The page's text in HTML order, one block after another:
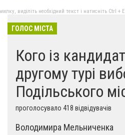
виділіть необхідний текст і натисніть Ctrl +
ГОЛОС МІСТА
Кого із
другому турі
Подільського
проголосувало 418 відвідувачів
Володимира Мельниченка